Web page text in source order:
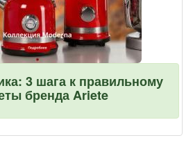
3 шага к правильному
бренда Ariete